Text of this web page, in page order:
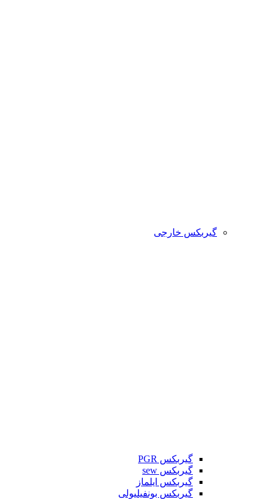
گیربکس خارجی
گیربکس PGR
گیربکس sew
گیربکس ایلماز
گیربکس بونفیلیولی